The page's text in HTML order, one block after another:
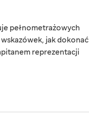
pełnometrażowych
jak dokonać
reprezentacji